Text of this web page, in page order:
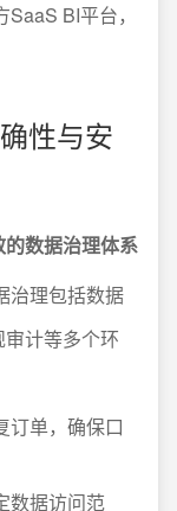
BI平台，
性与安
数据治理体系
治理包括数据
计等多个环
订单，确保口
数据访问范